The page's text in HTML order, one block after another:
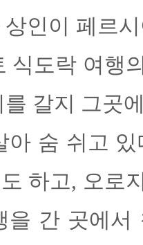
상인이 페르
식도락 여행
갈지 그곳
아 숨 쉬고
하고, 오로
을 간 곳에